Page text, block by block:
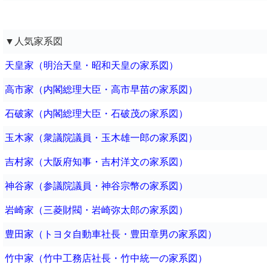
▼人気家系図
天皇家（明治天皇・昭和天皇の家系図）
高市家（内閣総理大臣・高市早苗の家系図）
石破家（内閣総理大臣・石破茂の家系図）
玉木家（衆議院議員・玉木雄一郎の家系図）
吉村家（大阪府知事・吉村洋文の家系図）
神谷家（参議院議員・神谷宗幣の家系図）
岩崎家（三菱財閥・岩崎弥太郎の家系図）
豊田家（トヨタ自動車社長・豊田章男の家系図）
竹中家（竹中工務店社長・竹中統一の家系図）